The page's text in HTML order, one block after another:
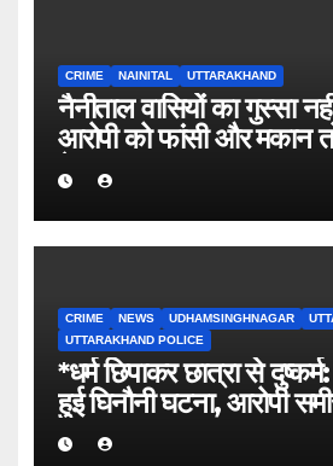
CRIME NAINITAL UTTARAKHAND
नैनीताल वासियों का गुस्सा
आरोपी को फांसी और मकान
तेज
CRIME NEWS UDHAMSINGHNAGAR
UTTARAKHAND POLICE
*धर्म छिपाकर छात्रा से
हुई घिनौनी घटना, आरोपी
बताया था सूरज।*